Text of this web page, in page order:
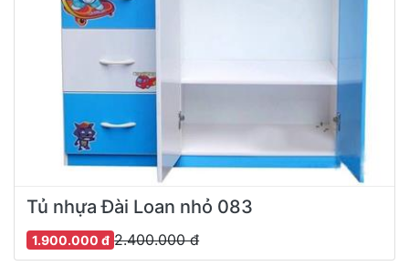
Tủ nhựa Đài Loan nhỏ 083
2.400.000 đ
1.900.000 đ